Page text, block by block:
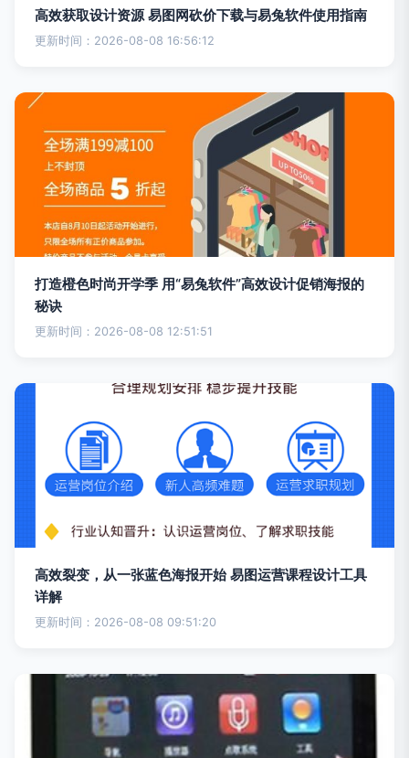
高效获取设计资源 易图网砍价下载与易兔软件使用指南
更新时间：2026-08-08 16:56:12
打造橙色时尚开学季 用“易兔软件”高效设计促销海报的
秘诀
更新时间：2026-08-08 12:51:51
高效裂变，从一张蓝色海报开始 易图运营课程设计工具
详解
更新时间：2026-08-08 09:51:20